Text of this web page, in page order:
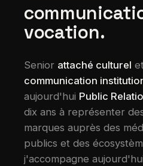
vocation.
Senior attaché culturel et
communication
aujourd'hui Public
dix ans à représenter
marques auprès des
publics et des
j'accompagne